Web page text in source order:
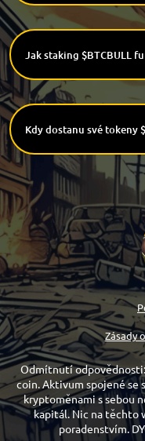
Jak staking $BTCBULL
Kdy dostanu své tokeny
Zásady
Odmítnutí
coin. Aktivum spojené se
kryptoměnami s sebou
kapitál. Nic na těchto
poradenstvím.